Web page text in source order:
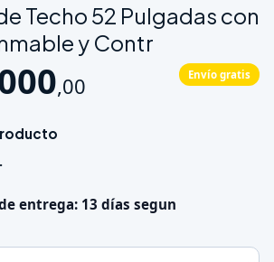
Techo 52 Pulgadas con
y Contr
,00 Envío gratis
entrega: 13 días segun